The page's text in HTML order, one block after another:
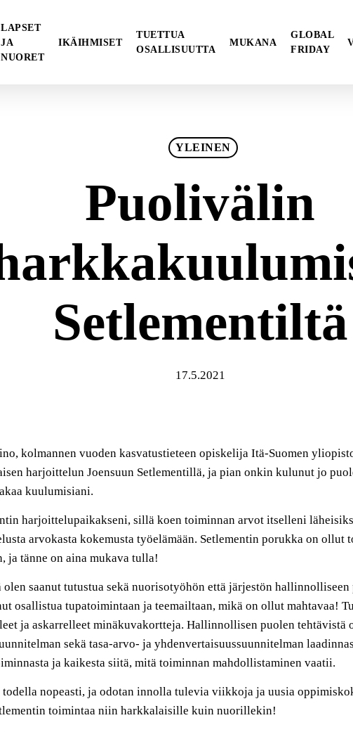
LAPSET
JA
NUORET
IKÄIHMISET
TUETTUA
OSALLISUUTTA
MUKANA
GLOBAL
FRIDAY
YLEINEN
Puolivälin
Setlementiltä
17.5.2021
kolmannen vuoden kasvatustieteen opiskelija Itä-Suomen
harjoittelun Joensuun Setlementillä, ja pian onkin kulunut jo
kuulumisiani.
harjoittelupaikakseni, sillä koen toiminnan arvot itselleni
arvokasta kokemusta työelämään. Setlementin porukka on ollut
, ja tänne on aina mukava tulla!
olen saanut tutustua sekä nuorisotyöhön että järjestön hallinnolliseen
osallistua tupatoimintaan ja teemailtaan, mikä on ollut mahtavaa!
ja askarrelleet minäkuvakortteja. Hallinnollisen puolen tehtävistä
sekä tasa-arvo- ja yhdenvertaisuussuunnitelman
a ja kaikesta siitä, mitä toiminnan mahdollistaminen vaatii.
nopeasti, ja odotan innolla tulevia viikkoja ja uusia
toimintaa niin harkkalaisille kuin nuorillekin!